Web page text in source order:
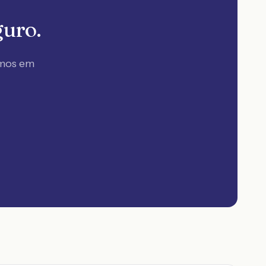
em